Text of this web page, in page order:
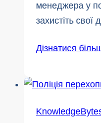
менеджера у
захистіть свої
Дізнатися